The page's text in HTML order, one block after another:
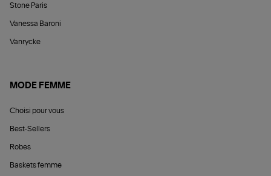
Stone Paris
Vanessa Baroni
Vanrycke
MODE FEMME
Choisi pour vous
Best-Sellers
Robes
Baskets femme